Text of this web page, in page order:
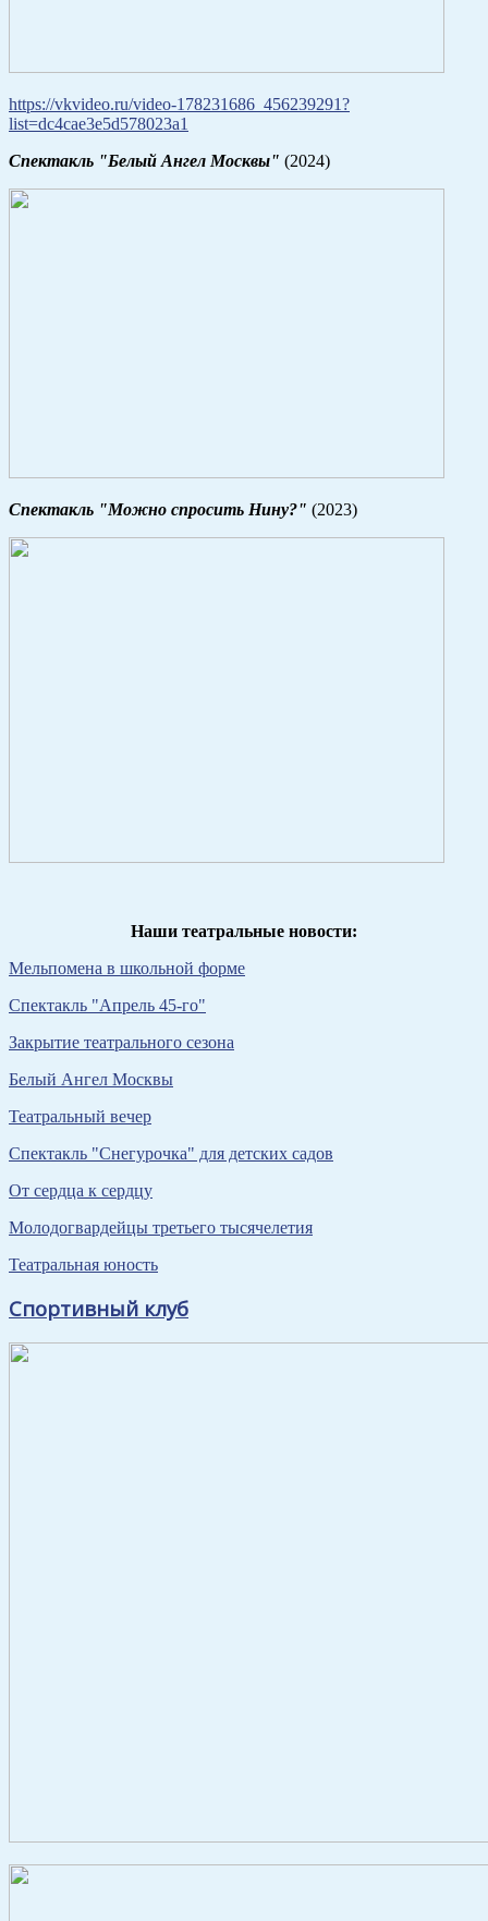
https://vkvideo.ru/video-178231686_456239291?
list=dc4cae3e5d578023a1
Спектакль "Белый Ангел Москвы" (2024)
Спектакль "Можно спросить Нину?" (2023)
Наши театральные новости:
Мельпомена в школьной форме
Спектакль "Апрель 45-го"
Закрытие театрального сезона
Белый Ангел Москвы
Театральный вечер
Спектакль "Снегурочка" для детских садов
От сердца к сердцу
Молодогвардейцы третьего тысячелетия
Театральная юность
Спортивный клуб